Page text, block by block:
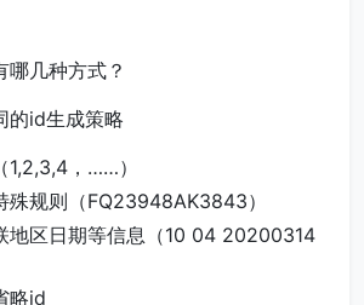
哪几种方式？
的id生成策略
1,2,3,4，……）
殊规则（FQ23948AK3843）
地区日期等信息（10 04 20200314
略id